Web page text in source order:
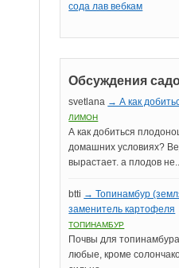
сода лав вебкам
Обсуждения
svetlana → А как
ЛИМОН
А как добиться
домашних условиях?
вырастает. а плодов
btti → Топинамбур
заменитель картофеля
ТОПИНАМБУР
Почвы для
любые, кроме